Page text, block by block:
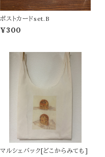
ポストカードset.B
¥300
マルシェバック[どこからみても]